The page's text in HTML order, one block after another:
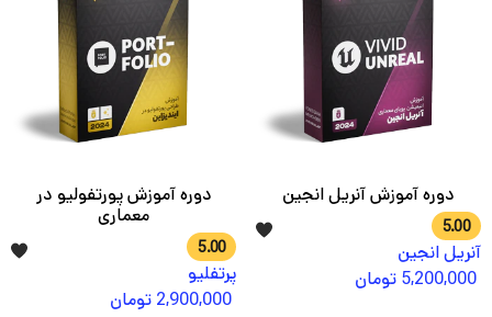
دوره آموزش آنریل انجین
5.00
آنریل انجین
5,200,000 تومان
دوره آموزش پورتفولیو در
معماری
5.00
پرتفلیو
2,900,000 تومان